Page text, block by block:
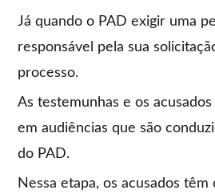
Já quando o PAD exigir uma
responsável pela sua
processo.
As testemunhas e os
em audiências que são
do PAD.
Nessa etapa, os acusados